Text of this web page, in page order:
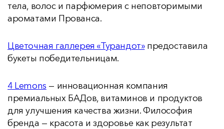
тела, волос и парфюмерия с неповторимыми
ароматами Прованса.
Цветочная галлерея «Турандот»предоставила
букеты победительницам.
4 Lemons — инновационная компания
премиальных БАДов, витаминов и продуктов
для улучшения качества жизни. Философия
бренда — красота и здоровье как результат